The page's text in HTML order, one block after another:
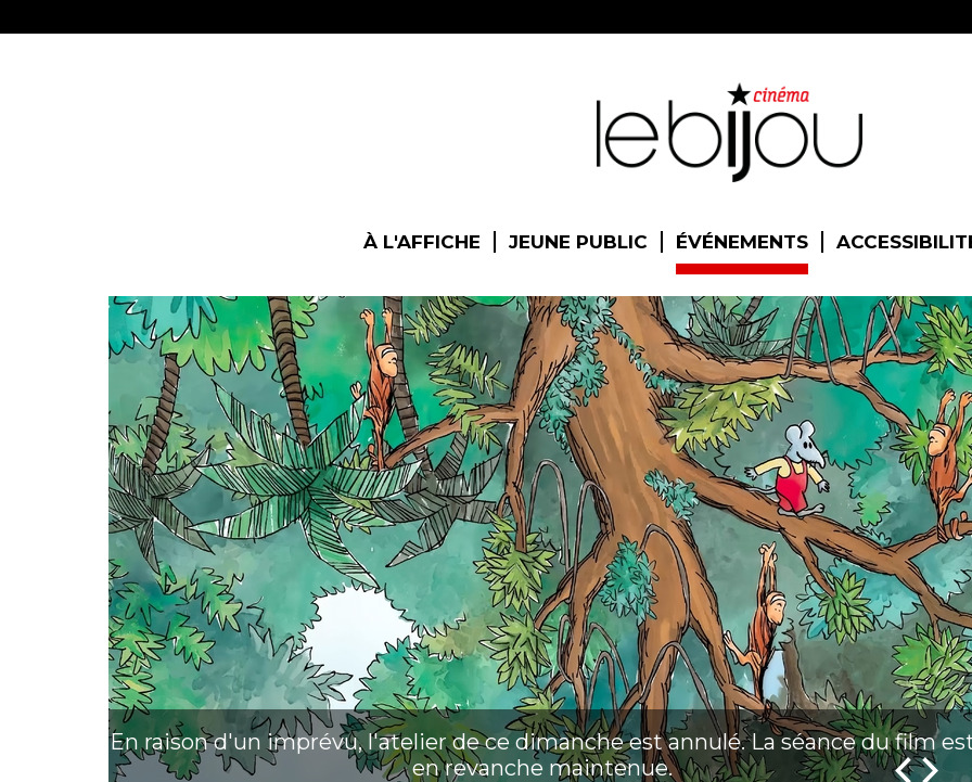
À L'AFFICHE JEUNE PUBLIC ÉVÉNEMENTS
En raison d'un imprévu, l'atelier de ce dimanche est annulé. La séance du film
en revanche maintenue.